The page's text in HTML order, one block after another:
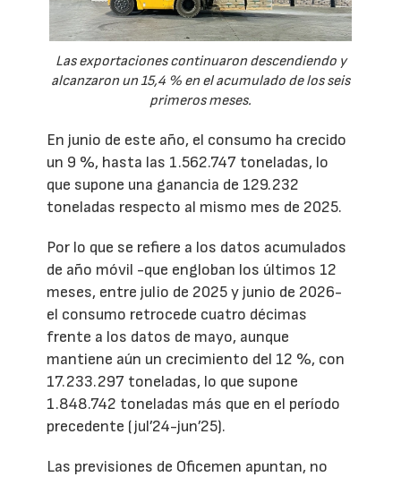
Las exportaciones continuaron descendiendo y
alcanzaron un 15,4 % en el acumulado de los seis
primeros meses.
En junio de este año, el consumo ha crecido
un 9 %, hasta las 1.562.747 toneladas, lo
que supone una ganancia de 129.232
toneladas respecto al mismo mes de 2025.
Por lo que se refiere a los datos acumulados
de año móvil -que engloban los últimos 12
meses, entre julio de 2025 y junio de 2026-
el consumo retrocede cuatro décimas
frente a los datos de mayo, aunque
mantiene aún un crecimiento del 12 %, con
17.233.297 toneladas, lo que supone
1.848.742 toneladas más que en el período
precedente (jul’24-jun’25).
Las previsiones de Oficemen apuntan, no